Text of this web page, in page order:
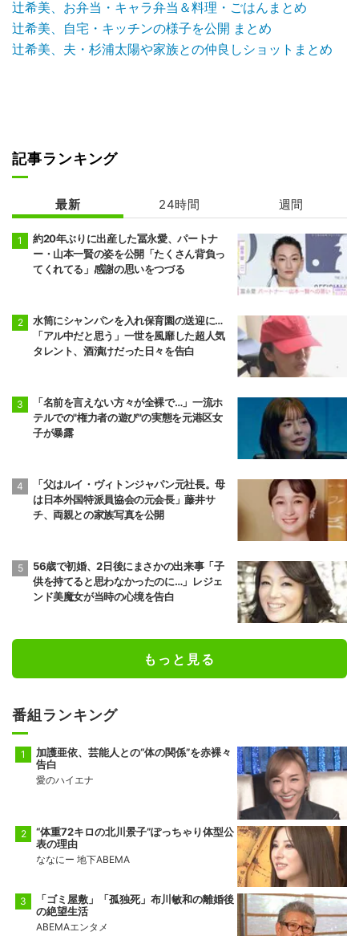
辻希美、お弁当・キャラ弁当＆料理・ごはんまとめ
辻希美、自宅・キッチンの様子を公開 まとめ
辻希美、夫・杉浦太陽や家族との仲良しショットまとめ
記事ランキング
最新 24時間 週間
約20年ぶりに出産した冨永愛、パートナ
ー・山本一賢の姿を公開「たくさん背負っ
てくれてる」感謝の思いをつづる
水筒にシャンパンを入れ保育園の送迎に…
「アル中だと思う」一世を風靡した超人気
タレント、酒漬けだった日々を告白
「名前を言えない方々が全裸で…」一流ホ
テルでの"権力者の遊び"の実態を元港区女
子が暴露
「父はルイ・ヴィトンジャパン元社長。母
は日本外国特派員協会の元会長」藤井サ
チ、両親との家族写真を公開
56歳で初婚、2日後にまさかの出来事「子
供を持てると思わなかったのに…」レジェ
ンド美魔女が当時の心境を告白
もっと見る
番組ランキング
加護亜依、芸能人との“体の関係”を赤裸々
告白
愛のハイエナ
“体重72キロの北川景子”ぽっちゃり体型公
表の理由
ななにー 地下ABEMA
「ゴミ屋敷」「孤独死」布川敏和の離婚後
の絶望生活
ABEMAエンタメ